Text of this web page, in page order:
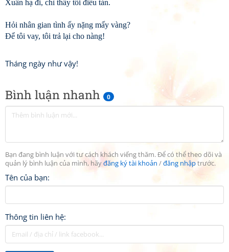
Bình luận nhanh 0
Bạn đang bình luận với tư cách khách viếng thăm. Để có thể theo dõi và
quản lý bình luận của mình, hãyđăng ký tài khoản /đăng nhậptrước.
Tên của bạn:
Thông tin liên hệ:
Xuân hạ đi, chỉ thấy tôi điêu tàn.
Hỏi nhân gian tình ấy nặng mấy vàng?
Để tôi vay, tôi trả lại cho nàng!
Tháng ngày như vậy!